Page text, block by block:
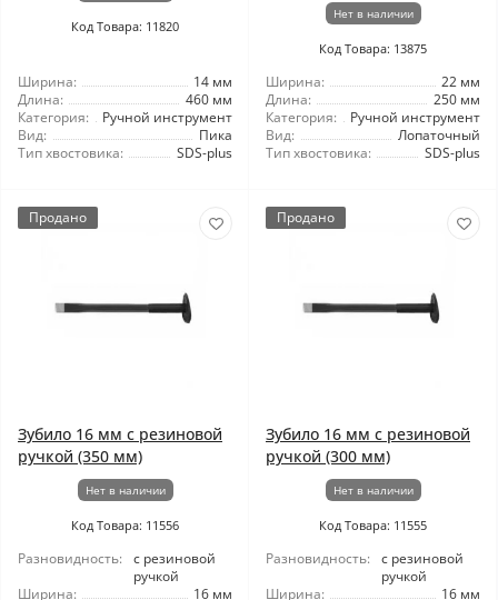
Код Товара: 11820
Ширина:
14 мм
Длина:
460 мм
Категория:
Ручной инструмент
Вид:
Пика
Тип хвостовика:
SDS-plus
Нет в наличии
Код Товара: 13875
Ширина:
22 мм
Длина:
250 мм
Категория:
Ручной инструмент
Вид:
Лопаточный
Тип хвостовика:
SDS-plus
Продано
Зубило 16 мм с резиновой
ручкой (350 мм)
Нет в наличии
Код Товара: 11556
Разновидность:
с резиновой
ручкой
Ширина:
16 мм
Продано
Зубило 16 мм с резиновой
ручкой (300 мм)
Нет в наличии
Код Товара: 11555
Разновидность:
с резиновой
ручкой
Ширина:
16 мм